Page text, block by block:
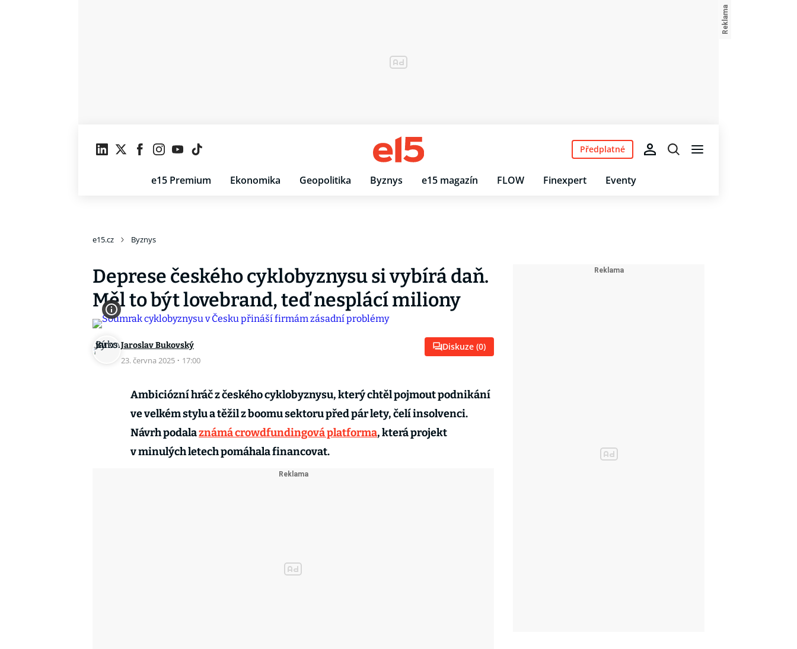
e15 Premium Ekonomika Geopolitika Byznys e15 magazín FLOW Finexpert Eventy
Předplatné
e15.cz Byznys
Deprese českého cyklobyznysu si vybírá daň.
Měl to být lovebrand, teď nesplácí miliony
Jaroslav Bukovský
23. června 2025 · 17:00
Diskuze (0)
Ambiciózní hráč z českého cyklobyznysu, který chtěl pojmout podnikání
ve velkém stylu a těžil z boomu sektoru před pár lety, čelí insolvenci.
Návrh podalaznámá crowdfundingová platforma, která projekt
v minulých letech pomáhala financovat.